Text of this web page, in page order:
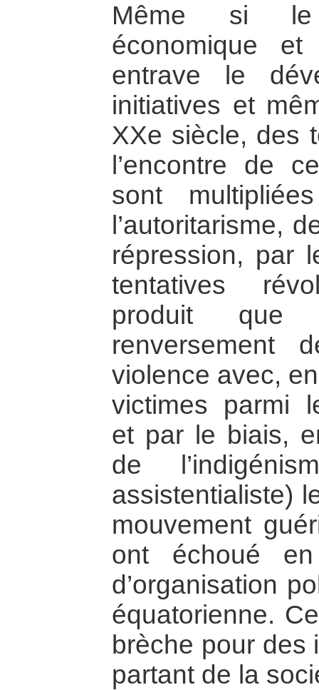
Même si le
économique et
entrave le
initiatives et
XXe siècle, des
l’encontre de
sont
l’autoritarisme,
répression, par
tentatives
produit que
renversement
violence avec,
victimes parmi
et par le biais,
de
assistentialiste)
mouvement
ont échoué
d’organisation
équatorienne.
brèche pour des
partant de la